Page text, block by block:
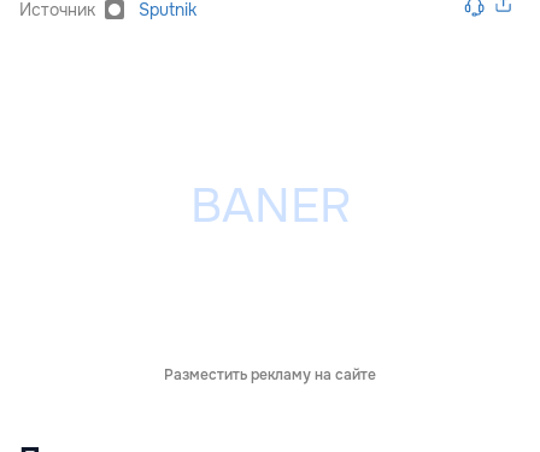
Источник Sputnik
Разместить рекламу на сайте